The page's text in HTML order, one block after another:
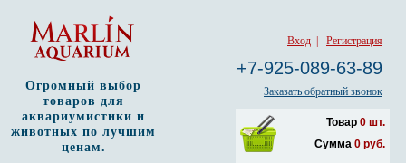
Вход Регистрация
+7-925-089-63-89
Заказать обратный звонок
Товар 0 шт.
Сумма 0 руб.
Огромный выбор
товаров для
аквариумистики и
животных по лучшим
ценам.